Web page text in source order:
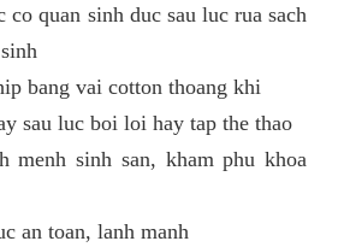
co quan sinh duc sau luc rua sach
bang vai cotton thoang khi
sau luc boi loi hay tap the thao
menh sinh san, kham phu khoa
an toan, lanh manh